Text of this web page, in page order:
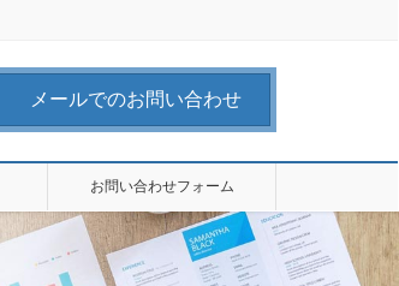
メールでのお問い合わせ
お問い合わせフォーム